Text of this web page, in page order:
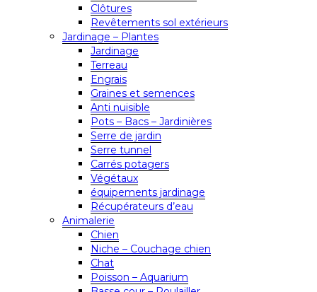
Clôtures
Revêtements sol extérieurs
Jardinage – Plantes
Jardinage
Terreau
Engrais
Graines et semences
Anti nuisible
Pots – Bacs – Jardinières
Serre de jardin
Serre tunnel
Carrés potagers
Végétaux
équipements jardinage
Récupérateurs d’eau
Animalerie
Chien
Niche – Couchage chien
Chat
Poisson – Aquarium